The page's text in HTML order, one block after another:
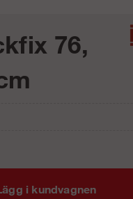
76,
i kundvagnen